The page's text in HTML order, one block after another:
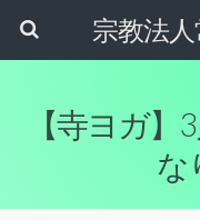
宗教法
【寺ヨガ
な